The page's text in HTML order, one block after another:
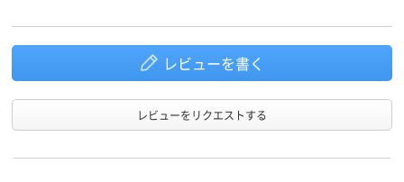
レビューを書く
レビューをリクエストする